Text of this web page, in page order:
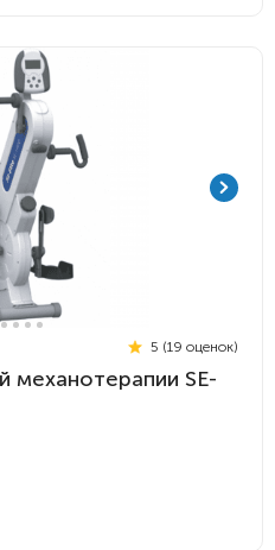
5 (19 оценок)
механотерапии SE-